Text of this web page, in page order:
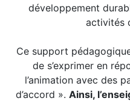
développement
activités
Ce support
de s’exprimer en
l’animation avec des
d’accord ». Ainsi,